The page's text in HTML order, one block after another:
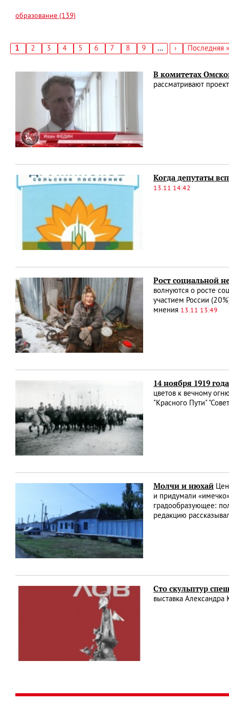
образование (139)
Текущая
1 Страница
2 Страница
3 Страница
4 Страница
5 Страница
6 Страница
7 Страница
8 Страница
9 …
Следующая
›
Последняя
Последняя »
В комитетах
рассматривают
Когда депутаты
13.11 14:42
Рост социальной
волнуются о росте
участием России
мнения 13.11 13:49
14 ноября 1919
цветов к вечному
"Красного Пути"
Молчи и нюхай
и придумали
градообразующее:
редакцию
Сто скульптур
выставка Александра